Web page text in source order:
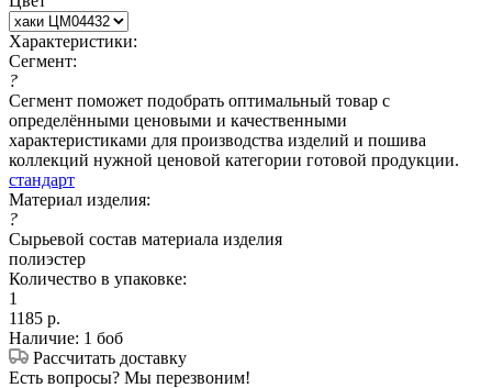
Характеристики:
Сегмент:
?
Сегмент поможет подобрать оптимальный товар с
определёнными ценовыми и качественными
характеристиками для производства изделий и пошива
коллекций нужной ценовой категории готовой продукции.
стандарт
Материал изделия:
?
Сырьевой состав материала изделия
полиэстер
Количество в упаковке:
1
1185 р.
Наличие: 1 боб
Рассчитать доставку
Есть вопросы? Мы перезвоним!